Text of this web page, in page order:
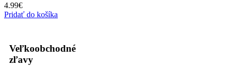
4.99€
Pridať do košíka
Veľkoobchodné
zľavy